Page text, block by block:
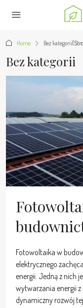
Home Bez kategorii
Bez kategorii
Fotowoltaika w
elektrycznego
energii. Jedną z nich
wytwarzania energii z
dynamiczny rozwój